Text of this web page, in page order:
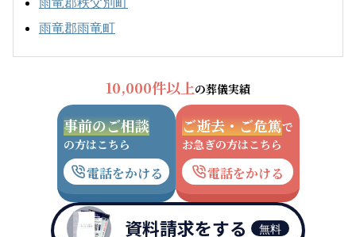
雨竜郡雨竜町
10,000件以上の葬儀実績
事前のご相談
の方はこちら
電話をかける
ご逝去・ご危篤で
お急ぎの方はこちら
電話をかける
資料請求をする 無料